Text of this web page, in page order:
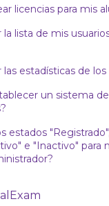
licencias para mis
lista de mis
estadísticas de los
un sistema
estados
e "Inactivo" para